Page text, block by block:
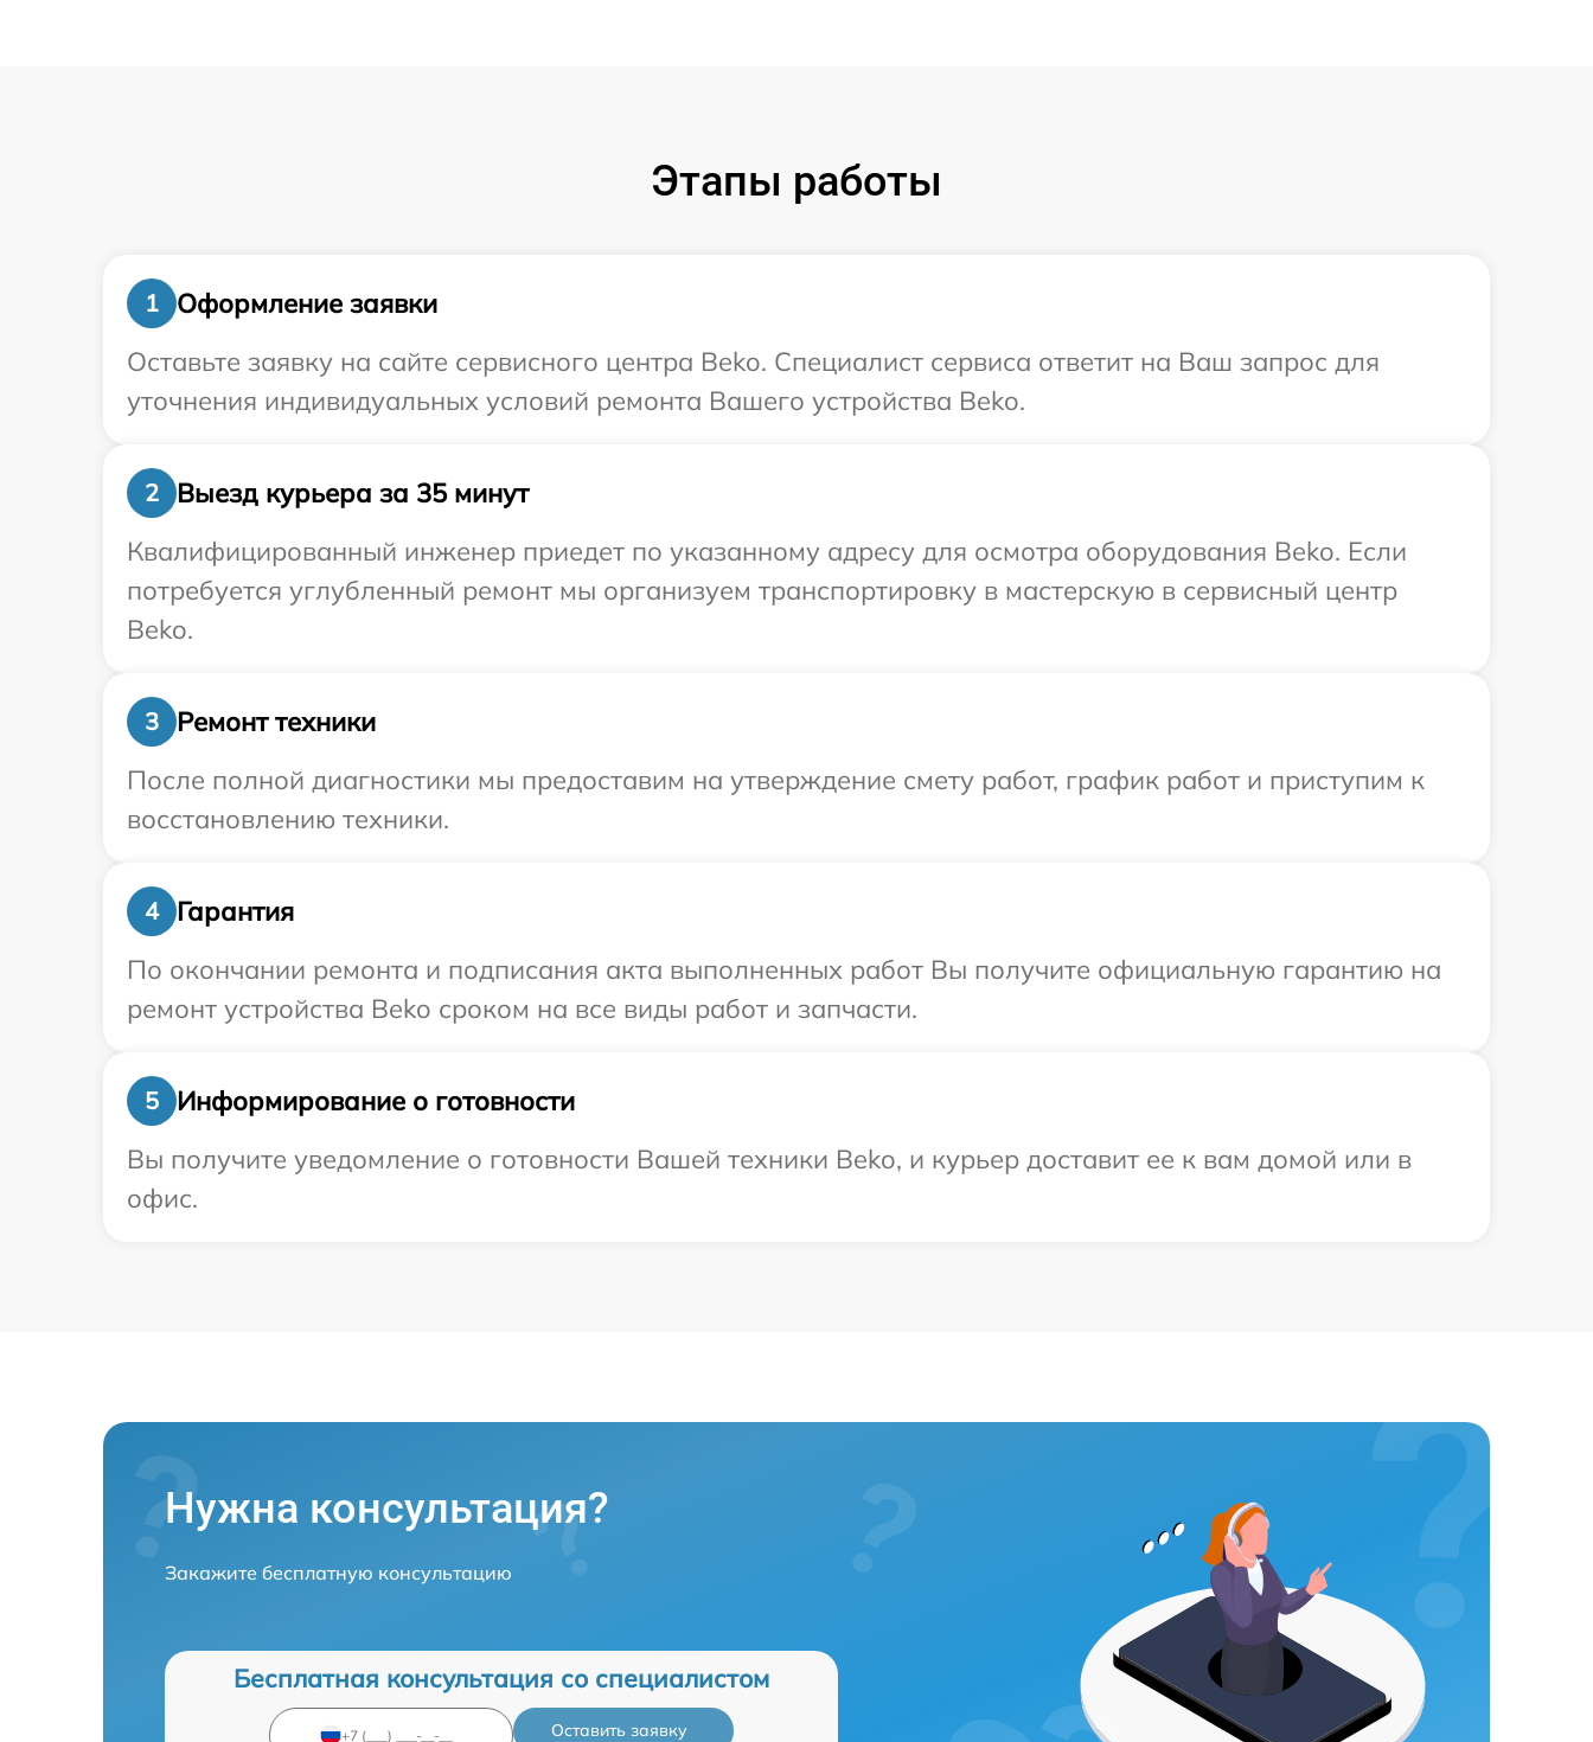
Этапы работы
1
Оформление заявки
Оставьте заявку на сайте сервисного центра Beko. Специалист сервиса ответит на Ваш запрос для
уточнения индивидуальных условий ремонта Вашего устройства Beko.
2
Выезд курьера за 35 минут
Квалифицированный инженер приедет по указанному адресу для осмотра оборудования Beko. Если
потребуется углубленный ремонт мы организуем транспортировку в мастерскую в сервисный центр
Beko.
3
Ремонт техники
После полной диагностики мы предоставим на утверждение смету работ, график работ и приступим к
восстановлению техники.
4
Гарантия
По окончании ремонта и подписания акта выполненных работ Вы получите официальную гарантию на
ремонт устройства Beko сроком на все виды работ и запчасти.
5
Информирование о готовности
Вы получите уведомление о готовности Вашей техники Beko, и курьер доставит ее к вам домой или в
офис.
Нужна консультация?
Закажите бесплатную консультацию
Бесплатная консультация со специалистом
Оставить заявку